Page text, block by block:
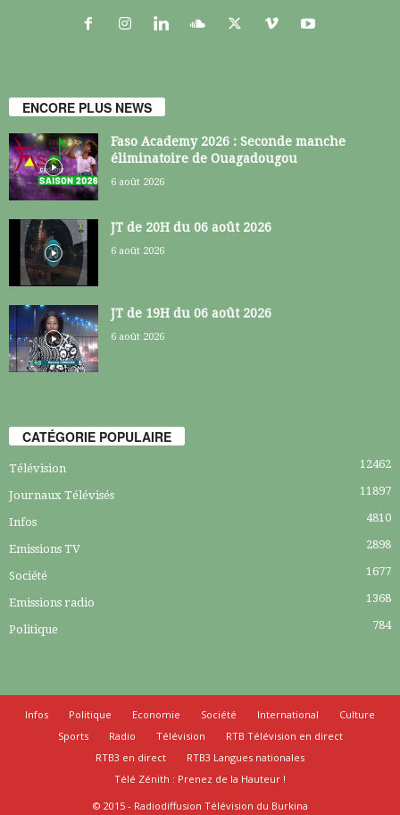
ENCORE PLUS NEWS
Faso Academy 2026 : Seconde manche
éliminatoire de Ouagadougou
6 août 2026
JT de 20H du 06 août 2026
6 août 2026
JT de 19H du 06 août 2026
6 août 2026
CATÉGORIE POPULAIRE
Télévision 12462
Journaux Télévisés 11897
Infos 4810
Emissions TV 2898
Société 1677
Emissions radio 1368
Politique 784
Infos Politique Economie Société International
Culture
Sports
Radio Télévision
RTB Télévision en direct
RTB3 en direct
RTB3 Langues nationales
Télé Zénith : Prenez de la Hauteur !
© 2015 - Radiodiffusion Télévision du Burkina